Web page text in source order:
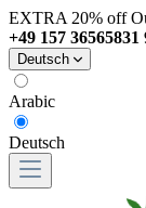
EXTRA 20% off
+49 157 36565831
Deutsch
Arabic
Deutsch